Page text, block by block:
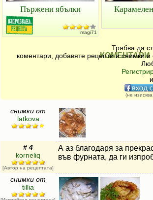
Пържени ябълки
magi71
КОМЕНТАРИ
Трябва да
коментари, добавяте рецепти и снимки и
(не
снимки от
latkova
# 4
korneliq
[Автор на рецептата]
А аз благодаря за
във фурната, да ги
снимки от
tillia